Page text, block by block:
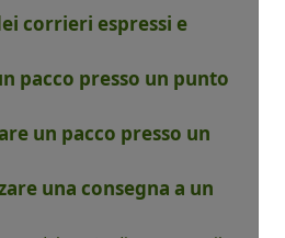
corrieri espressi e
pacco presso un punto
un pacco presso un
una consegna a un